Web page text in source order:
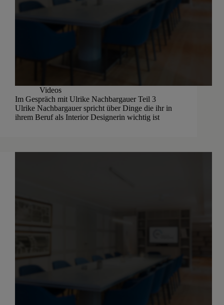
Videos
Im Gespräch mit Ulrike Nachbargauer Teil 3
Ulrike Nachbargauer spricht über Dinge die ihr in
ihrem Beruf als Interior Designerin wichtig ist